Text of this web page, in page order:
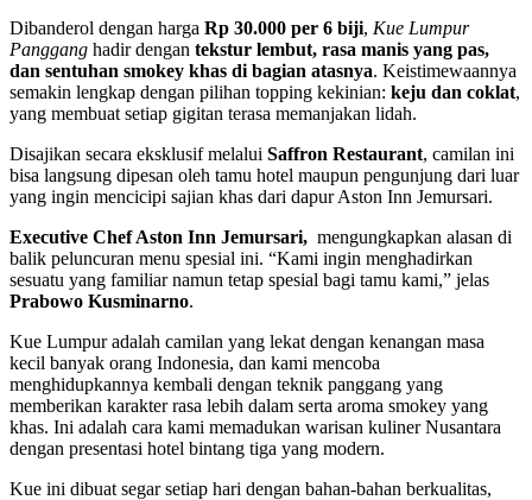
Dibanderol dengan harga Rp 30.000 per 6 biji, Kue Lumpur
Panggang hadir dengan tekstur lembut, rasa manis yang pas,
dan sentuhan smokey khas di bagian atasnya. Keistimewaannya
semakin lengkap dengan pilihan topping kekinian: keju dan coklat,
yang membuat setiap gigitan terasa memanjakan lidah.
Disajikan secara eksklusif melalui Saffron Restaurant, camilan ini
bisa langsung dipesan oleh tamu hotel maupun pengunjung dari luar
yang ingin mencicipi sajian khas dari dapur Aston Inn Jemursari.
Executive Chef Aston Inn Jemursari, mengungkapkan alasan di
balik peluncuran menu spesial ini. “Kami ingin menghadirkan
sesuatu yang familiar namun tetap spesial bagi tamu kami,” jelas
Prabowo Kusminarno.
Kue Lumpur adalah camilan yang lekat dengan kenangan masa
kecil banyak orang Indonesia, dan kami mencoba
menghidupkannya kembali dengan teknik panggang yang
memberikan karakter rasa lebih dalam serta aroma smokey yang
khas. Ini adalah cara kami memadukan warisan kuliner Nusantara
dengan presentasi hotel bintang tiga yang modern.
Kue ini dibuat segar setiap hari dengan bahan-bahan berkualitas,